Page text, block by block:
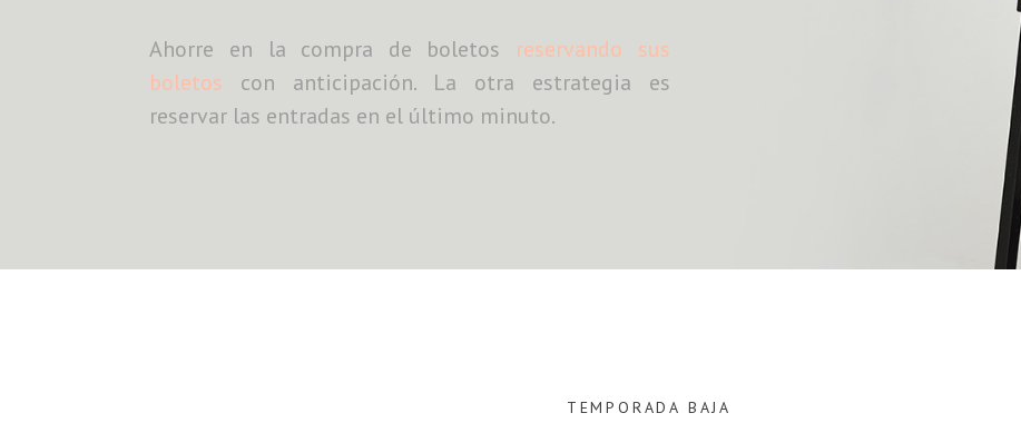
Ahorre en la compra de boletos reservando sus
boletos con anticipación. La otra estrategia es
reservar las entradas en el último minuto.
TEMPORADA BAJA